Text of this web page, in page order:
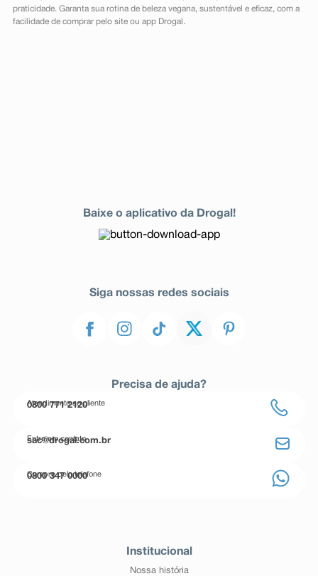
praticidade. Garanta sua rotina de beleza vegana, sustentável e eficaz, com a
facilidade de comprar pelo site ou app Drogal.
Baixe o aplicativo da Drogal!
Siga nossas redes sociais
Precisa de ajuda?
Atendimento ao cliente
0800 771 2120
Entre em contato
sac@drogal.com.br
Compre pelo telefone
0800 347 0000
Institucional
Nossa história